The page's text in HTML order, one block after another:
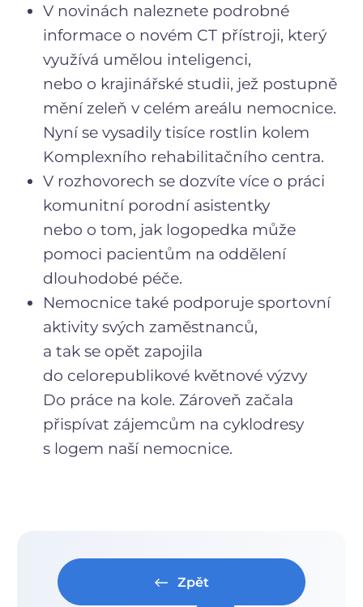
V novinách naleznete podrobné
informace o novém CT přístroji, který
využívá umělou inteligenci,
nebo o krajinářské studii, jež postupně
mění zeleň v celém areálu nemocnice.
Nyní se vysadily tisíce rostlin kolem
Komplexního rehabilitačního centra.
V rozhovorech se dozvíte více o práci
komunitní porodní asistentky
nebo o tom, jak logopedka může
pomoci pacientům na oddělení
dlouhodobé péče.
Nemocnice také podporuje sportovní
aktivity svých zaměstnanců,
a tak se opět zapojila
do celorepublikové květnové výzvy
Do práce na kole. Zároveň začala
přispívat zájemcům na cyklodresy
s logem naší nemocnice.
Zpět